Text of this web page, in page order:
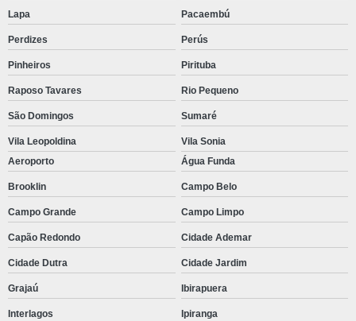
Motor caterpillar 6 cilindros
Motor caterpillar marítimo
Peças para motor caterpillar
Solenoide caterpillar
Unidade caterpillar
Bomba injetora cat
Motor caterpillar c7 1
Válvula solenoide caterpillar
Lapa Pacaembú
Perdizes Perús
Pinheiros Pirituba
Raposo Tavares Rio Pequeno
São Domingos Sumaré
Vila Leopoldina
Vila Sonia
Aeroporto
Água Funda
Brooklin Campo Belo
Campo Grande Campo Limpo
Capão Redondo Cidade Ademar
Cidade Dutra Cidade Jardim
Grajaú Ibirapuera
Interlagos Ipiranga